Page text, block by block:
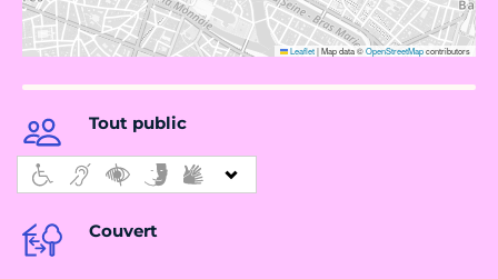
Leaflet|Map data ©OpenStreetMapcontributors
Tout public
Couvert